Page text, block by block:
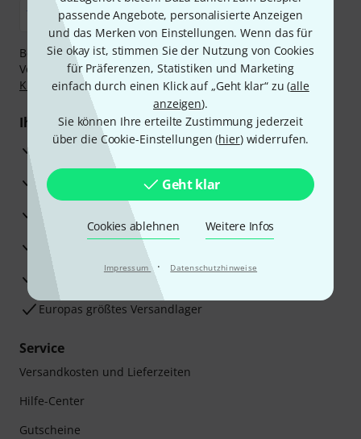
passende Angebote, personalisierte Anzeigen
und das Merken von Einstellungen. Wenn das für
Sie okay ist, stimmen Sie der Nutzung von Cookies
für Präferenzen, Statistiken und Marketing
einfach durch einen Klick auf „Geht klar“ zu (alle
anzeigen).
Sie können Ihre erteilte Zustimmung jederzeit
über die Cookie-Einstellungen (hier) widerrufen.
Geht klar
Cookies ablehnen Weitere Infos
Impressum · Datenschutzhinweise
Bezahlen Sie vertraulich und sicher per Nachnahme,
Vorkasse, PayPal, Amazon Pay,Klarna Sofort bezahlen
Klarna Ratenzahlungoder Kreditkarte.
Ihre Vorteile
3 Jahre Thomann Garantie
30 Tage Money-Back-Garantie
Reparaturservice
Beratung durch Fachexperten
Zufriedenheitsgarantie
Europas größtes Versandlager
Service
Versandkosten und Lieferzeiten
Hilfe-Center
Gutscheine